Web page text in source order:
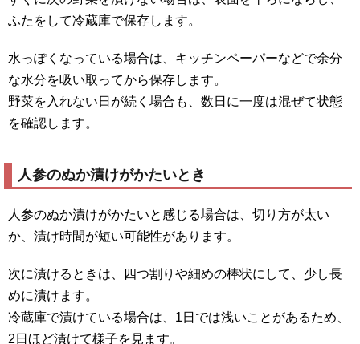
ふたをして冷蔵庫で保存します。
水っぽくなっている場合は、キッチンペーパーなどで余分
な水分を吸い取ってから保存します。
野菜を入れない日が続く場合も、数日に一度は混ぜて状態
を確認します。
人参のぬか漬けがかたいとき
人参のぬか漬けがかたいと感じる場合は、切り方が太い
か、漬け時間が短い可能性があります。
次に漬けるときは、四つ割りや細めの棒状にして、少し長
めに漬けます。
冷蔵庫で漬けている場合は、1日では浅いことがあるため、
2日ほど漬けて様子を見ます。